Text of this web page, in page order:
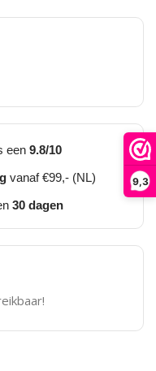
9,3
een 9.8/10
vanaf €99,- (NL)
30 dagen